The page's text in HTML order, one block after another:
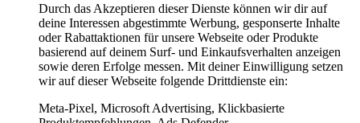
Durch das Akzeptieren dieser Dienste können wir dir auf
deine Interessen abgestimmte Werbung, gesponserte Inhalte
oder Rabattaktionen für unsere Webseite oder Produkte
basierend auf deinem Surf- und Einkaufsverhalten anzeigen
sowie deren Erfolge messen. Mit deiner Einwilligung setzen
wir auf dieser Webseite folgende Drittdienste ein:
Meta-Pixel, Microsoft Advertising, Klickbasierte